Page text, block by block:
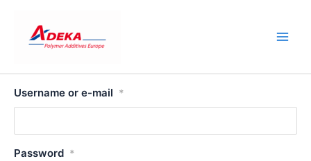
content
Username or e-mail *
Password *